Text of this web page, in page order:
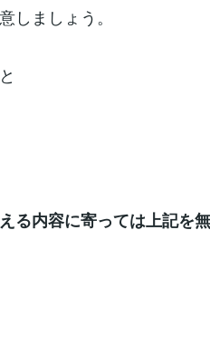
しましょう。
る内容に寄っては上記を